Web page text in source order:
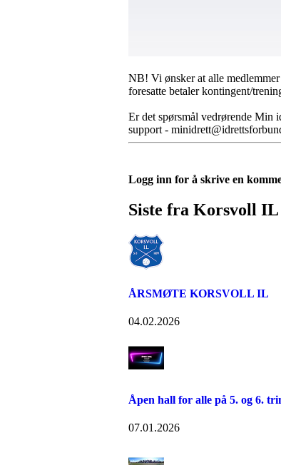
NB! Vi ønsker at alle medlemmer
foresatte betaler kontingent/
Er det spørsmål vedrørende Min
support -
Logg inn for å skrive en
Siste fra Korsvoll IL
ÅRSMØTE KORSVOLL IL
04.02.2026
Åpen hall for alle på 5. og 6.
07.01.2026